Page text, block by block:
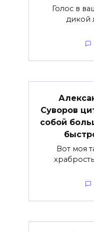
Голос в
дикой
Суворов
собой
Вот моя